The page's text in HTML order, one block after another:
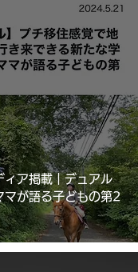
ィア掲載｜デュアル
マが語る子どもの第2